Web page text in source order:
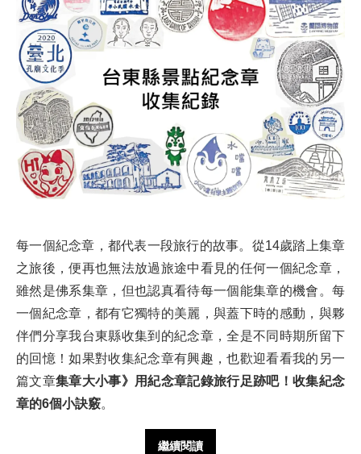
每一個紀念章，都代表一段旅行的故事。從14歲踏上集章
之旅後，便再也無法放過旅途中看見的任何一個紀念章，
雖然是佛系集章，但也認真看待每一個能集章的機會。每
一個紀念章，都有它獨特的美麗，與蓋下時的感動，與夥
伴們分享我台東縣收集到的紀念章，全是不同時期所留下
的回憶！如果對收集紀念章有興趣，也歡迎看看我的另一
篇文章集章大小事》用紀念章記錄旅行足跡吧！收集紀念
章的6個小訣竅。
繼續閱讀